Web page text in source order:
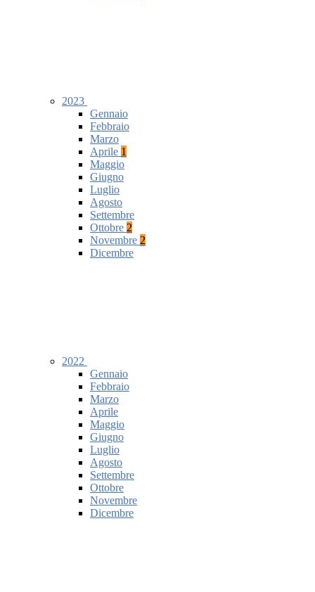
2023
Gennaio
Febbraio
Marzo
Aprile 1
Maggio
Giugno
Luglio
Agosto
Settembre
Ottobre 2
Novembre 2
Dicembre
2022
Gennaio
Febbraio
Marzo
Aprile
Maggio
Giugno
Luglio
Agosto
Settembre
Ottobre
Novembre
Dicembre